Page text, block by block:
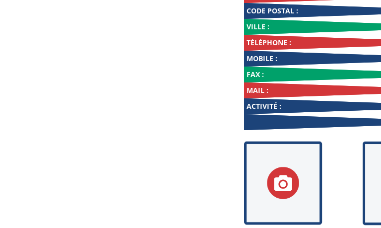
CODE POSTAL :
VILLE :
TÉLÉPHONE :
MOBILE :
FAX :
MAIL :
ACTIVITÉ :